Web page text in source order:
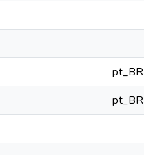
pt_BR
pt_BR